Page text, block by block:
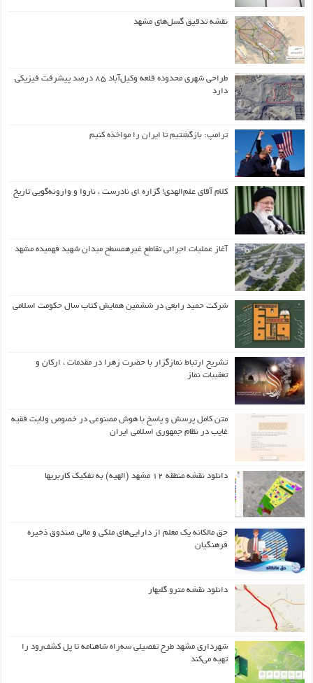
نقشه تدقیق گسل‌های مشهد
طراحی شهری محدوده قلعه وکیل‌آباد ۸۵ درصد پیشرفت فیزیکی
دارد
ترامپ: بازگشتیم تا ایران را مواخذه کنیم
کلام آقای علم‌الهدی! گزاره ای نادرست ، ناروا و وارونه‌گویی تاریخ
آغاز عملیات اجرائی تقاطع غیرهمسطح میدان شهید فهمیده مشهد
شرکت حمید رابعی در ششمین همایش کتاب سال حکومت اسلامی
تشریح ارتباط نمازگزار با حضرت زهرا در مقدمات ، ارکان و
تعقیبات نماز
متن کامل پرسش و پاسخ با هوش مصنوعی در خصوص ولایت فقیه
غایب در نظام جمهوری اسلامی ایران
دانلود نقشه منطقه ۱۲ مشهد (الهیه) به تفکیک کاربریها
حق مالکانه یک معلم از دارایی‌های ملکی و مالی صندوق ذخیره
فرهنگیان
دانلود نقشه مترو گلبهار
شهرداری مشهد طرح تفصیلی سه‌راه شاهنامه تا پل کشف‌رود را
تهیه می‌کند